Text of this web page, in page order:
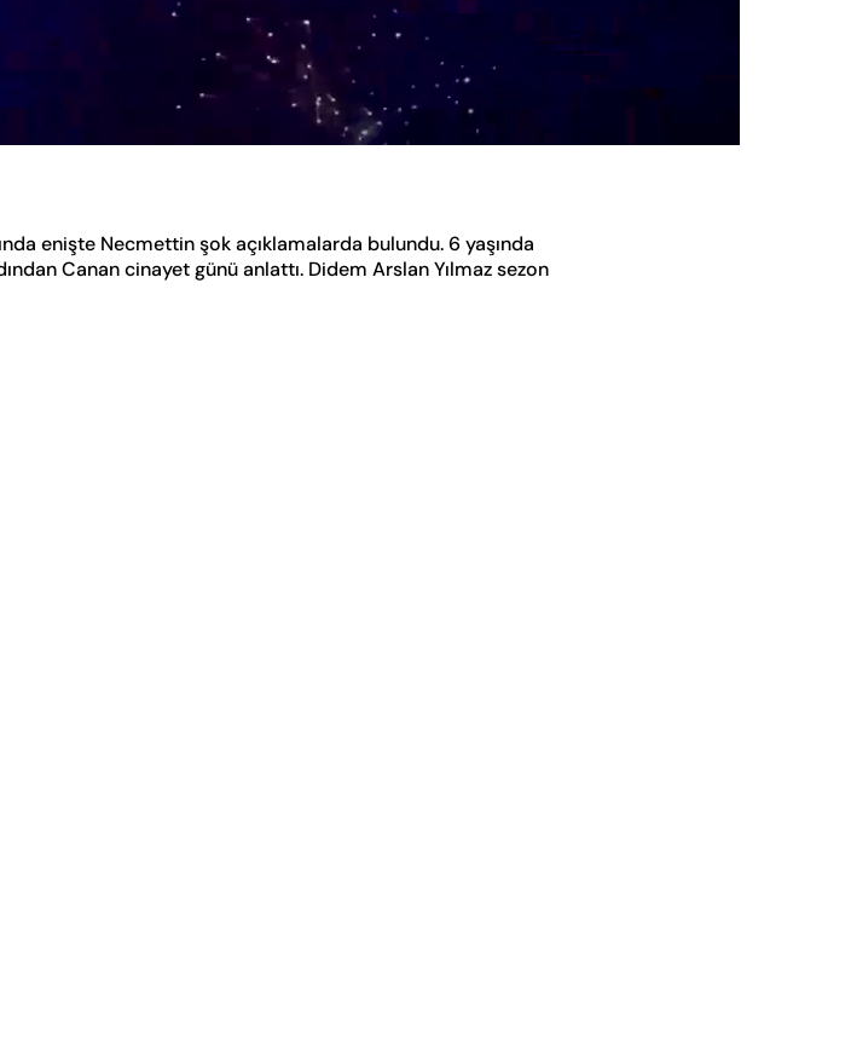
enişte Necmettin şok açıklamalarda bulundu. 6 yaşında
Canan cinayet günü anlattı. Didem Arslan Yılmaz sezon